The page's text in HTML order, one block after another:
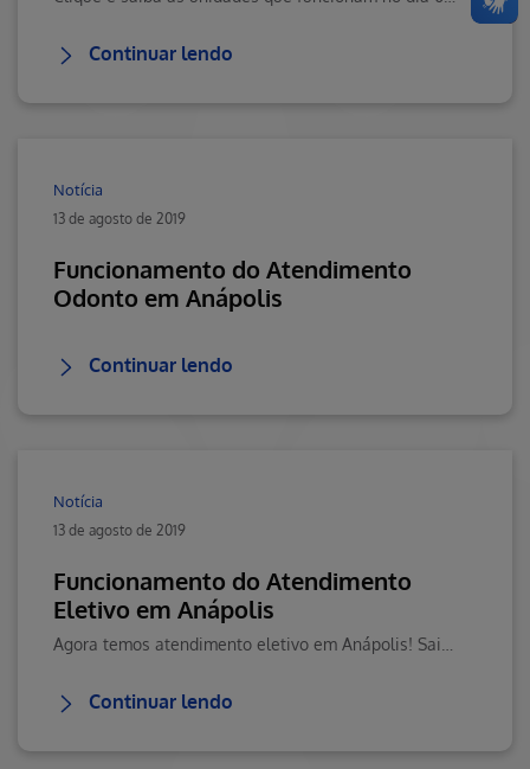
Continuar lendo
Notícia
13 de agosto de 2019
Funcionamento do Atendimento
Odonto em Anápolis
Continuar lendo
Notícia
13 de agosto de 2019
Funcionamento do Atendimento
Eletivo em Anápolis
Continuar lendo